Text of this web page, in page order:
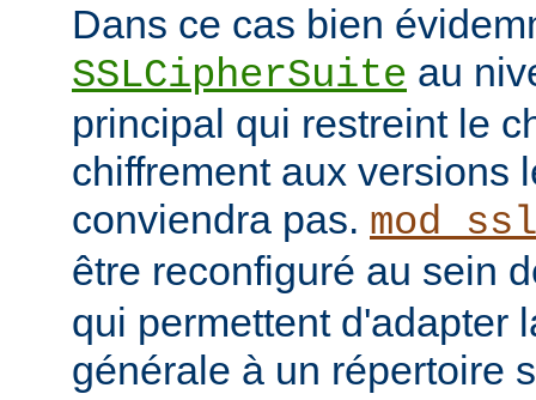
Dans ce cas bien
SSLCipherSuite au
principal qui restreint le
chiffrement aux versions
conviendra pas. mod_ssl
être reconfiguré au sein
qui permettent d'adapter
générale à un répertoire